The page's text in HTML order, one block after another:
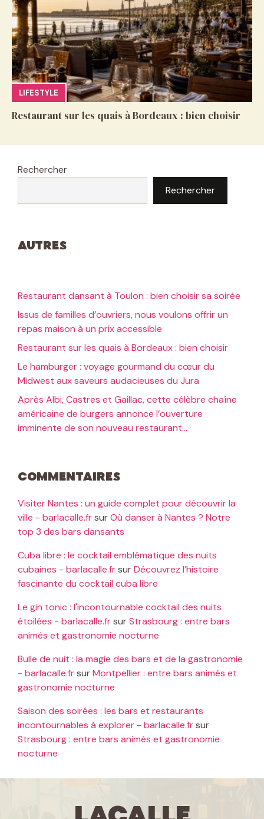
LIFESTYLE
Restaurant sur les quais à Bordeaux : bien choisir
Rechercher
Rechercher
Autres
Restaurant dansant à Toulon : bien choisir sa soirée
Issus de familles d’ouvriers, nous voulons offrir un
repas maison à un prix accessible
Restaurant sur les quais à Bordeaux : bien choisir
Le hamburger : voyage gourmand du cœur du
Midwest aux saveurs audacieuses du Jura
Après Albi, Castres et Gaillac, cette célèbre chaîne
américaine de burgers annonce l’ouverture
imminente de son nouveau restaurant…
Commentaires
Visiter Nantes : un guide complet pour découvrir la
ville - barlacalle.frsurOù danser à Nantes ? Notre
top 3 des bars dansants
Cuba libre : le cocktail emblématique des nuits
cubaines - barlacalle.frsurDécouvrez l’histoire
fascinante du cocktail cuba libre
Le gin tonic : l'incontournable cocktail des nuits
étoilées - barlacalle.frsurStrasbourg : entre bars
animés et gastronomie nocturne
Bulle de nuit : la magie des bars et de la gastronomie
- barlacalle.frsurMontpellier : entre bars animés et
gastronomie nocturne
Saison des soirées : les bars et restaurants
incontournables à explorer - barlacalle.frsur
Strasbourg : entre bars animés et gastronomie
nocturne